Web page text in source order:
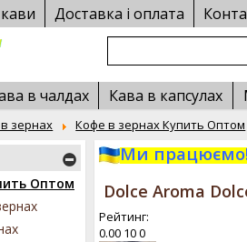
Доставка і оплата
в чалдах Кава в капсулах
зернах Кофе в зернах Купить Оптом
Ми працюємо!
Dolce Aroma
Рейтинг:
0.00 100
Оптом